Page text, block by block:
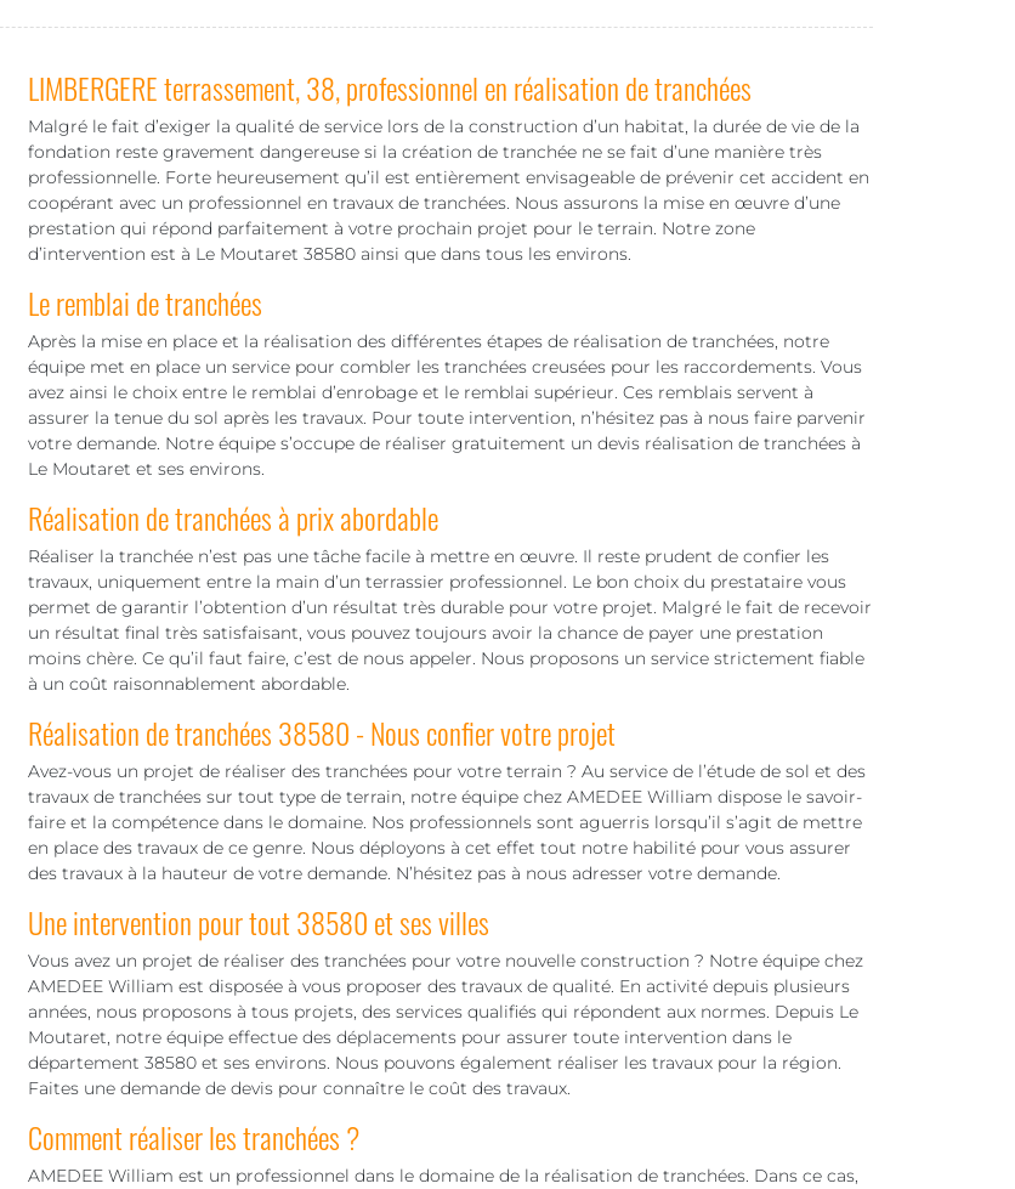
LIMBERGERE terrassement, 38, professionnel en réalisation de tranchées
Malgré le fait d’exiger la qualité de service lors de la construction d’un habitat, la durée de vie de la
fondation reste gravement dangereuse si la création de tranchée ne se fait d’une manière très
professionnelle. Forte heureusement qu’il est entièrement envisageable de prévenir cet accident en
coopérant avec un professionnel en travaux de tranchées. Nous assurons la mise en œuvre d’une
prestation qui répond parfaitement à votre prochain projet pour le terrain. Notre zone
d’intervention est à Le Moutaret 38580 ainsi que dans tous les environs.
Le remblai de tranchées
Après la mise en place et la réalisation des différentes étapes de réalisation de tranchées, notre
équipe met en place un service pour combler les tranchées creusées pour les raccordements. Vous
avez ainsi le choix entre le remblai d’enrobage et le remblai supérieur. Ces remblais servent à
assurer la tenue du sol après les travaux. Pour toute intervention, n’hésitez pas à nous faire parvenir
votre demande. Notre équipe s’occupe de réaliser gratuitement un devis réalisation de tranchées à
Le Moutaret et ses environs.
Réalisation de tranchées à prix abordable
Réaliser la tranchée n’est pas une tâche facile à mettre en œuvre. Il reste prudent de confier les
travaux, uniquement entre la main d’un terrassier professionnel. Le bon choix du prestataire vous
permet de garantir l’obtention d’un résultat très durable pour votre projet. Malgré le fait de recevoir
un résultat final très satisfaisant, vous pouvez toujours avoir la chance de payer une prestation
moins chère. Ce qu’il faut faire, c’est de nous appeler. Nous proposons un service strictement fiable
à un coût raisonnablement abordable.
Réalisation de tranchées 38580 - Nous confier votre projet
Avez-vous un projet de réaliser des tranchées pour votre terrain ? Au service de l’étude de sol et des
travaux de tranchées sur tout type de terrain, notre équipe chez AMEDEE William dispose le savoir-
faire et la compétence dans le domaine. Nos professionnels sont aguerris lorsqu’il s’agit de mettre
en place des travaux de ce genre. Nous déployons à cet effet tout notre habilité pour vous assurer
des travaux à la hauteur de votre demande. N’hésitez pas à nous adresser votre demande.
Une intervention pour tout 38580 et ses villes
Vous avez un projet de réaliser des tranchées pour votre nouvelle construction ? Notre équipe chez
AMEDEE William est disposée à vous proposer des travaux de qualité. En activité depuis plusieurs
années, nous proposons à tous projets, des services qualifiés qui répondent aux normes. Depuis Le
Moutaret, notre équipe effectue des déplacements pour assurer toute intervention dans le
département 38580 et ses environs. Nous pouvons également réaliser les travaux pour la région.
Faites une demande de devis pour connaître le coût des travaux.
Comment réaliser les tranchées ?
AMEDEE William est un professionnel dans le domaine de la réalisation de tranchées. Dans ce cas,